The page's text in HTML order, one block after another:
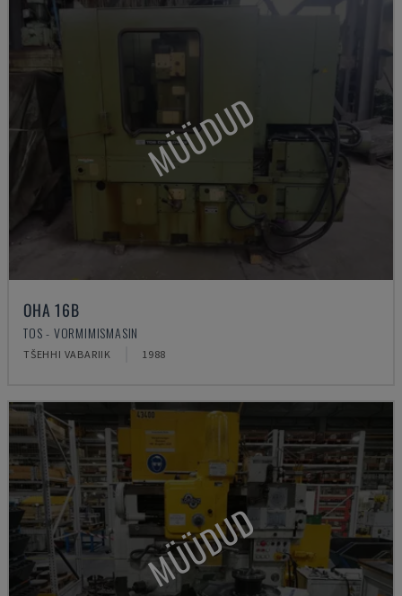
MÜÜDUD
OHA 16B
TOS - VORMIMISMASIN
TŠEHHI VABARIIK 1988
MÜÜDUD